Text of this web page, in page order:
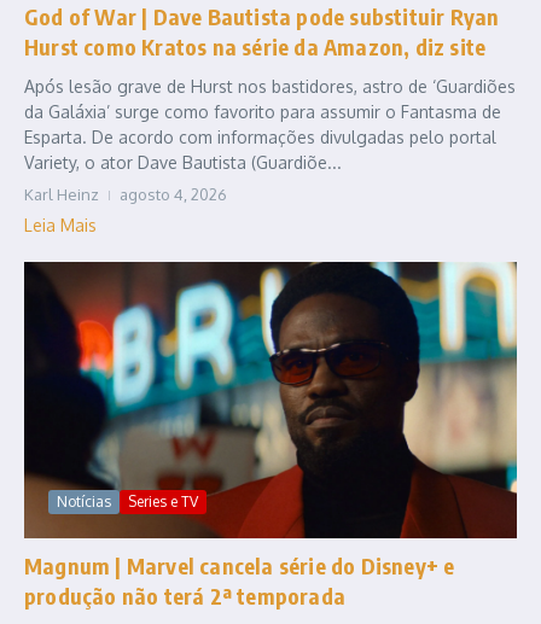
God of War | Dave Bautista pode substituir Ryan
Hurst como Kratos na série da Amazon, diz site
Após lesão grave de Hurst nos bastidores, astro de ‘Guardiões
da Galáxia’ surge como favorito para assumir o Fantasma de
Esparta. De acordo com informações divulgadas pelo portal
Variety, o ator Dave Bautista (Guardiõe...
Karl Heinz agosto 4, 2026
Leia Mais
Notícias Series e TV
Magnum | Marvel cancela série do Disney+ e
produção não terá 2ª temporada